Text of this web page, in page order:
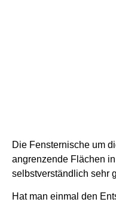
Die Fensternische um
angrenzende Flächen
selbstverständlich sehr
Hat man einmal den